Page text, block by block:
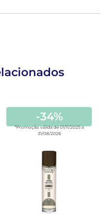
-34%
*Promoção válida de 01/11/2025 a
31/08/2026